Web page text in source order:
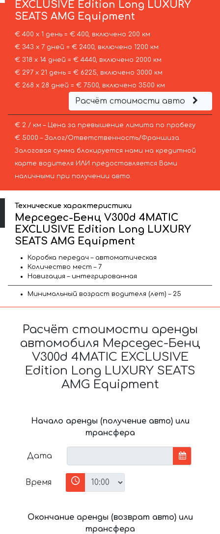
EXCLUSIVE Edition Long LUXURY
SEATS AMG Equipment
€ 400 х 1 день = € 400, включено 200 км
€ 343 х 7 дней = € 2400, включено 1200 км
€ 318 х 14 дней = € 4440, включено 2000 км
€ 297 х 21 день = € 6225, включено 3000 км
€ 268 х 28 дней = € 7500, включено 3500 км
Расчёт стоимости авто
€ 2 / км – Цена за превышение лимита по пробегу
€ 5000 – Залог/Ответственность/Франшиза.
Залоговая сумма блокируется нами на кредитной
карте водителя ИЛИ предоставляется Вами
наличными при получении авто.
Технические характеристики
Мерседес-Бенц V300d 4MATIC
EXCLUSIVE Edition Long LUXURY
SEATS AMG Equipment
Коробка передач – автоматическая
Количество мест – 7
Навигация – интегрированная
Минимальный возраст водителя (лет) – 25
Расчёт стоимости аренды
автомобиля Мерседес-Бенц
V300d 4MATIC EXCLUSIVE
Edition Long LUXURY SEATS
AMG Equipment
Начало аренды (получение авто) или
трансфера
Дата
Время
Окончание аренды (возврат авто) или
трансфера